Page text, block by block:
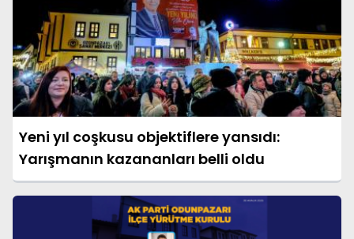
Yeni yıl coşkusu objektiflere yansıdı:
Yarışmanın kazananları belli oldu